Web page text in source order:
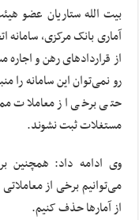
بیت الله ستاریان عضو
آماری بانک مرکزی،
از قراردادهای رهن و
رو نمی‌توان این سامانه را
حتی برخی از معاملات
مستغلات ثبت نشوند.
وی ادامه داد: همچنین
می‌توانیم برخی از
از آمارها حذف کنیم.